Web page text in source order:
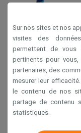
Sur nos sites et nos
visites des
permettent de
pertinents pour
partenaires, des
mesurer leur
le contenu de nos
partage de contenu
statistiques.